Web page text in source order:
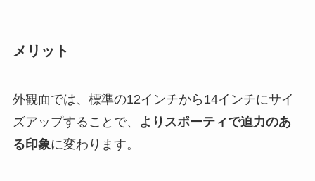
メリット
外観面では、標準の12インチから14インチにサイ
ズアップすることで、
よりスポーティで迫力のあ
る印象に変わります。